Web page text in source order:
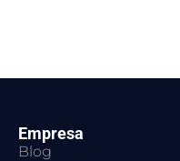
Empresa
Blog